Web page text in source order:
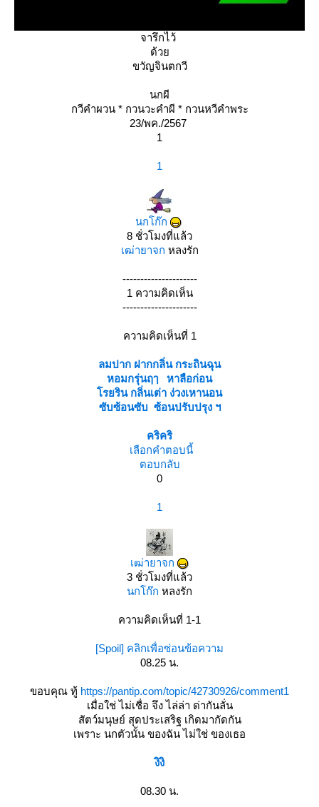
จารึกไว้
ด้ว
ขวัญจินตกวี
นกผี
กวีคำผวน * กวนวะคำผี * กวนหวีคำพระ
23/พค./2567
1
1
นกโก๊ก
8 ชั่วโมงที่แล้ว
เฒ่ายาจก หลงรัก
---------------------
1 ความคิดเห็น
---------------------
ความคิดเห็นที่ 1
ลมปาก ฝากกลิ่น กระถินฉุน
หอมกรุ่นฤๅ หาลือก่อน
รยริน กลิ่นเต่า ง่วงเหานอน
ซับซ้อนซับ ซ้อนปรับปรุง ฯ
คริคริ
เลือกคำตอบนี้
ตอบกลับ
0
1
เฒ่ายาจก
3 ชั่วโมงที่แล้ว
นกโก๊ก หลงรัก
ความคิดเห็นที่ 1-1
[Spoil] คลิกเพื่อซ่อนข้อความ
08.25 น.
ขอบคุณ ทู้ https://pantip.com/topic/42730926/comment1
เมื่อใช่ ไม่เชื่อ จึง ไล่ล่า ด่ากันลั่น
สัตว์มนุษย์ สุดประเสริฐ เกิดมากัดกัน
เพราะ นกตัวนั้น ของฉัน ไม่ใช่ ของเธอ
งิงิ
08.30 น.